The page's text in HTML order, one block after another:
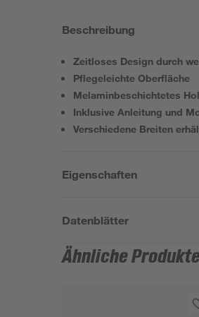
Beschreibung
Zeitloses Design durch
Pflegeleichte Oberfläche
Melaminbeschichtetes
Inklusive Anleitung und
Verschiedene Breiten
Eigenschaften
Datenblätter
Ähnliche